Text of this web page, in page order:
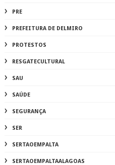
PRE
PREFEITURA DE DELMIRO
PROTESTOS
RESGATECULTURAL
SAU
SAÚDE
SEGURANÇA
SER
SERTAOEMPALTA
SERTAOEMPALTAALAGOAS